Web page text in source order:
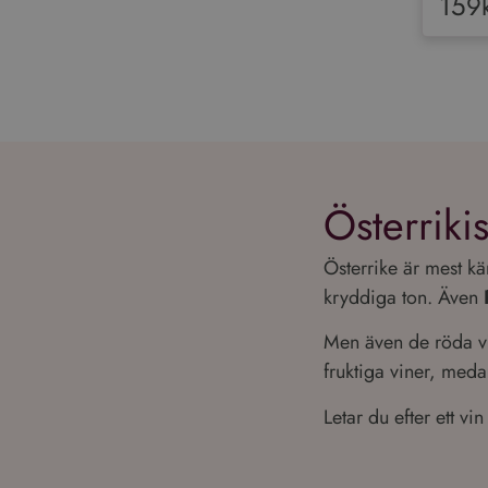
Österrike är mest
kryddiga ton. Även
Men även de röda
fruktiga viner,
Letar du efter ett